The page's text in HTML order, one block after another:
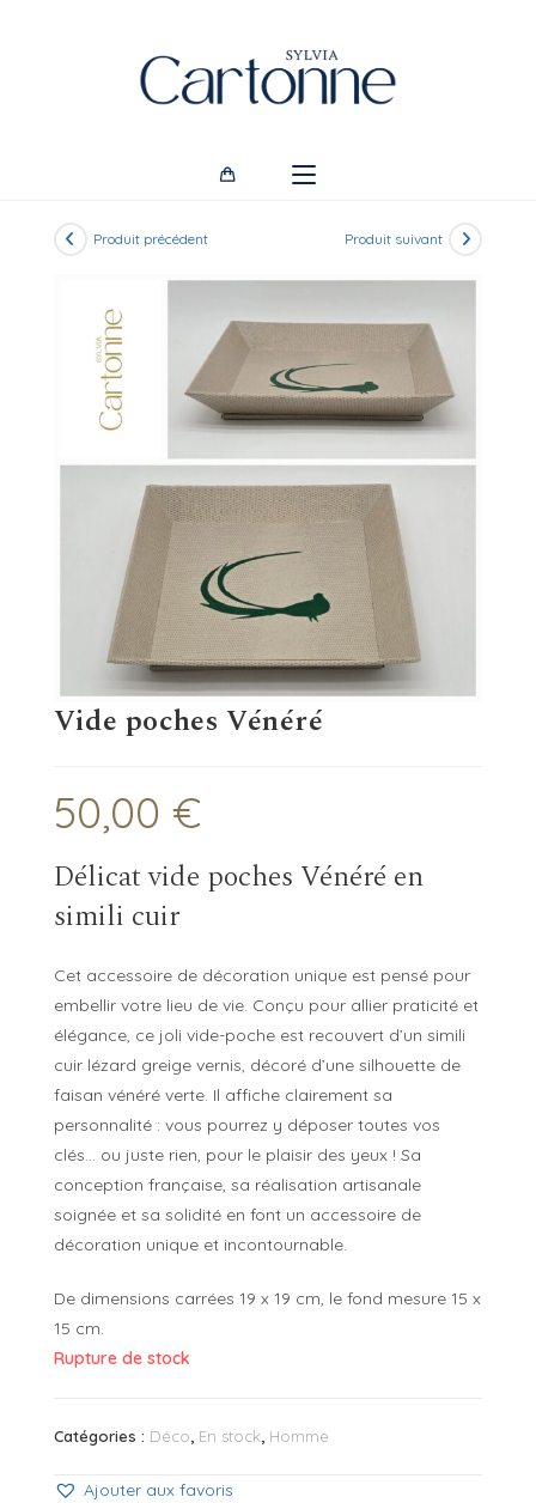
Produit précédent Produit suivant
Vide poches Vénéré
50,00 €
Délicat vide poches Vénéré en
simili cuir
Cet accessoire de décoration unique est pensé pour
embellir votre lieu de vie. Conçu pour allier praticité et
élégance, ce joli vide-poche est recouvert d’un simili
cuir lézard greige vernis, décoré d’une silhouette de
faisan vénéré verte. Il affiche clairement sa
personnalité : vous pourrez y déposer toutes vos
clés… ou juste rien, pour le plaisir des yeux ! Sa
conception française, sa réalisation artisanale
soignée et sa solidité en font un accessoire de
décoration unique et incontournable.
De dimensions carrées 19 x 19 cm, le fond mesure 15 x
15 cm.
Rupture de stock
Catégories : Déco En stock Homme
Ajouter aux favoris